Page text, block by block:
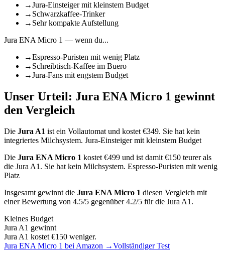
→Jura-Einsteiger mit kleinstem Budget
→ Schwarzkaffee-Trinker
→ Sehr kompakte Aufstellung
Jura ENA Micro 1 — wenn du...
→Espresso-Puristen mit wenig Platz
→ Schreibtisch-Kaffee im Buero
→Jura-Fans mit engstem Budget
Unser Urteil: Jura ENA Micro 1 gewinnt
den Vergleich
Die Jura A1 ist ein Vollautomat und kostet €349. Sie hat kein
integriertes Milchsystem. Jura-Einsteiger mit kleinstem Budget
Die Jura ENA Micro 1 kostet €499 und ist damit €150 teurer als
die Jura A1 . Sie hat kein Milchsystem. Espresso-Puristen mit wenig
Platz
Insgesamt gewinnt die Jura ENA Micro 1 diesen Vergleich mit
einer Bewertung von 4.5/5 gegenüber4.2/5 für die Jura A1 .
Kleines Budget
Jura A1 gewinnt
Jura A1 kostet €150 weniger.
Jura ENA Micro 1 bei Amazon →Vollständiger Test